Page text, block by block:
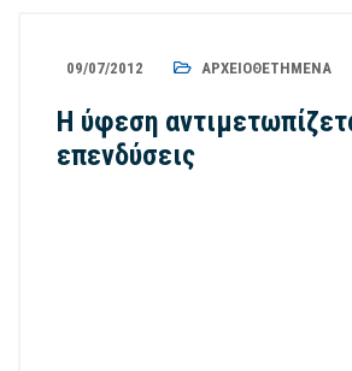
09/07/2012 ΑΡΧΕΙΟΘΕΤΗΜΈΝΑ
Η ύφεση
επενδύσεις